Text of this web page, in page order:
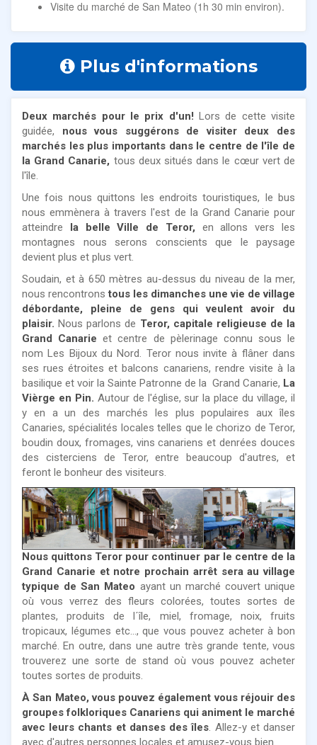
Visite du marché de San Mateo (1h 30 min environ).
Plus d'informations
Deux marchés pour le prix d'un! Lors de cette visite
guidée, nous vous suggérons de visiter deux des
marchés les plus importants dans le centre de l'île de
la Grand Canarie, tous deux situés dans le cœur vert de
l'île.
Une fois nous quittons les endroits touristiques, le bus
nous emmènera à travers l'est de la Grand Canarie pour
atteindre la belle Ville de Teror, en allons vers les
montagnes nous serons conscients que le paysage
devient plus et plus vert.
Soudain, et à 650 mètres au-dessus du niveau de la mer,
nous rencontrons tous les dimanches une vie de village
débordante, pleine de gens qui veulent avoir du
plaisir. Nous parlons de Teror, capitale religieuse de la
Grand Canarieet centre de pèlerinage connu sous le
nom Les Bijoux du Nord. Teror nous invite à flâner dans
ses rues étroites et balcons canariens, rendre visite à la
basilique et voir la Sainte Patronne de la Grand Canarie, La
Vièrge en Pin. Autour de l'église, sur la place du village, il
y en a un des marchés les plus populaires aux îles
Canaries, spécialités locales telles que le chorizo ​​de Teror,
boudin doux, fromages, vins canariens et denrées douces
des cisterciens de Teror, entre beaucoup d'autres, et
feront le bonheur des visiteurs.
Nous quittons Teror pour continuer par le centre de la
Grand Canarie et notre prochain arrêt sera au village
typique de San Mateo ayant un marché couvert unique
où vous verrez des fleurs colorées, toutes sortes de
plantes, produits de l´île, miel, fromage, noix, fruits
tropicaux, légumes etc…, que vous pouvez acheter à bon
marché. En outre, dans une autre très grande tente, vous
trouverez une sorte de stand où vous pouvez acheter
toutes sortes de produits.
À San Mateo, vous pouvez également vous réjouir des
groupes folkloriques Canariens qui animent le marché
avec leurs chants et danses des îles. Allez-y et danser
avec d'autres personnes locales et amusez-vous bien.